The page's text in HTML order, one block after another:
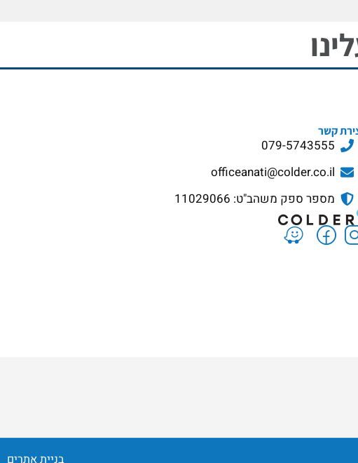
קשר
079-5743555
officeanati@colder.co.il
מספר ספק משהב"ט: 11029066
בניית אתרים